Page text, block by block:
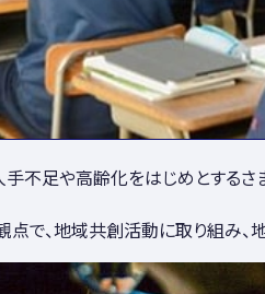
不足や高齢化をはじめとするさ
で、地域共創活動に取り組み、